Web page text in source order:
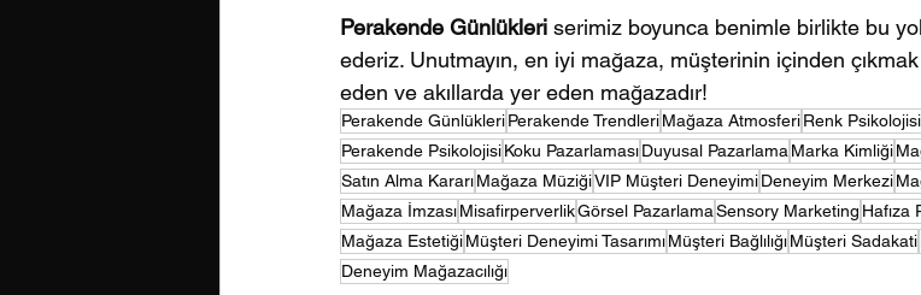
Perakende Günlükleri serimiz boyunca benimle birlikte bu
ederiz. Unutmayın, en iyi mağaza, müşterinin içinden
eden ve akıllarda yer eden mağazadır!
Perakende GünlükleriPerakende TrendleriMağaza AtmosferiRenk Psikolojisi
Perakende PsikolojisiKoku PazarlamasıDuyusal Pazarlama Marka Kimliği
Satın Alma KararıMağaza MüziğiVIP Müşteri DeneyimiDeneyim Merkezi
Mağaza İmzasıMisafirperverlikGörsel PazarlamaSensory Marketing Hafıza
Mağaza EstetiğiMüşteri Deneyimi TasarımıMüşteri BağlılığıMüşteri Sadakati
Deneyim Mağazacılığı